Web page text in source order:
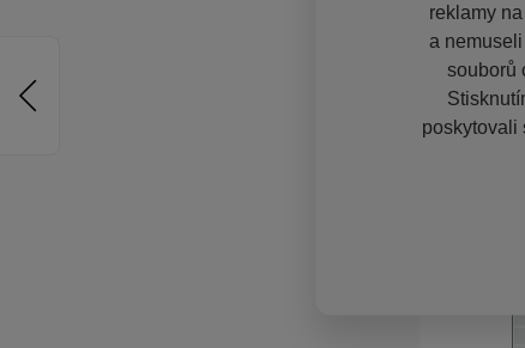
reklamy
a
souborů
poskytovali